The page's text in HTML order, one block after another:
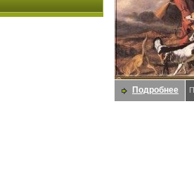
Подробнее